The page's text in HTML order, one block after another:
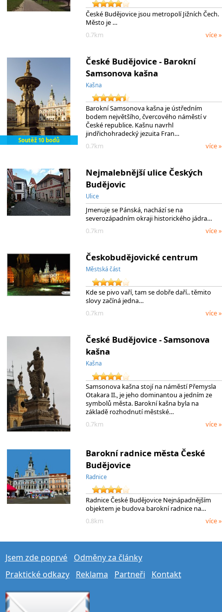
České Budějovice jsou metropolí Jižních Čech.
Město je …
0.7km
více »
Soutěž 10 bodů
České Budějovice - Barokní
Samsonova kašna
Kašna
Barokní Samsonova kašna je ústředním
bodem největšího, čvercového náměstí v
České republice. Kašnu navrhl
jindřichohradecký jezuita Fran…
0.7km
více »
Nejmalebnější ulice Českých
Budějovic
Ulice
Jmenuje se Pánská, nachází se na
severozápadním okraji historického jádra…
0.7km
více »
Českobudějovické centrum
Městská část
Kde se pivo vaří, tam se dobře daří.. těmito
slovy začíná jedna…
0.7km
více »
České Budějovice - Samsonova
kašna
Kašna
Samsonova kašna stojí na náměstí Přemysla
Otakara II., je jeho dominantou a jedním ze
symbolů města. Barokní kašna byla na
základě rozhodnutí městské…
0.7km
více »
Barokní radnice města České
Budějovice
Radnice
Radnice České Budějovice Nejnápadnějším
objektem je budova barokní radnice na…
0.8km
více »
Jsem zde poprvé
Odměny za články
Praktické odkazy
Reklama Partneři Kontakt